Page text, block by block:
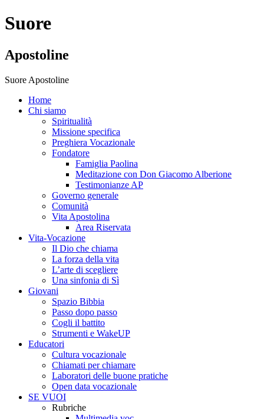
Suore
Apostoline
Suore Apostoline
Home
Chi siamo
Spiritualità
Missione specifica
Preghiera Vocazionale
Fondatore
Famiglia Paolina
Meditazione con Don Giacomo Alberione
Testimonianze AP
Governo generale
Comunità
Vita Apostolina
Area Riservata
Vita-Vocazione
Il Dio che chiama
La forza della vita
L’arte di scegliere
Una sinfonia di Sì
Giovani
Spazio Bibbia
Passo dopo passo
Cogli il battito
Strumenti e WakeUP
Educatori
Cultura vocazionale
Chiamati per chiamare
Laboratori delle buone pratiche
Open data vocazionale
SE VUOI
Rubriche